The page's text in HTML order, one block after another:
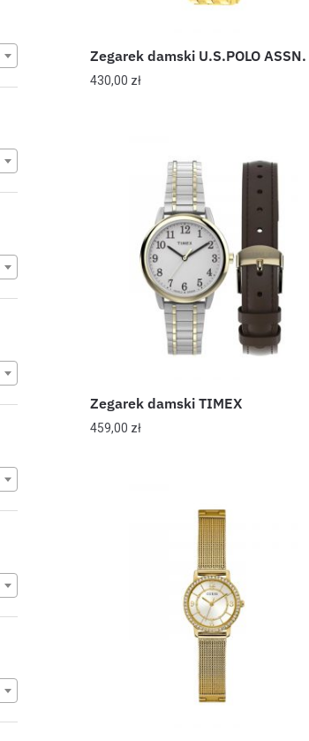
Zegarek damski U.S.POLO ASSN.
430,00 zł
Zegarek damski TIMEX
459,00 zł